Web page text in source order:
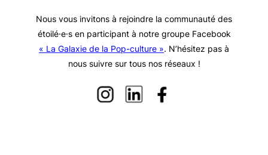
Nous vous invitons à rejoindre la communauté des
étoilé·e·s en participant à notre groupe Facebook
« La Galaxie de la Pop-culture ». N’hésitez pas à
nous suivre sur tous nos réseaux !